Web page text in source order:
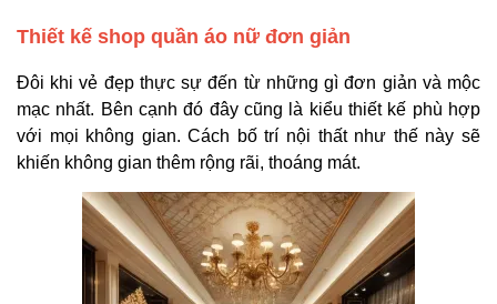
Thiết kế shop quần áo nữ đơn giản
Đôi khi vẻ đẹp thực sự đến từ những gì đơn giản và mộc
mạc nhất. Bên cạnh đó đây cũng là kiểu thiết kế phù hợp
với mọi không gian. Cách bố trí nội thất như thế này sẽ
khiến không gian thêm rộng rãi, thoáng mát.